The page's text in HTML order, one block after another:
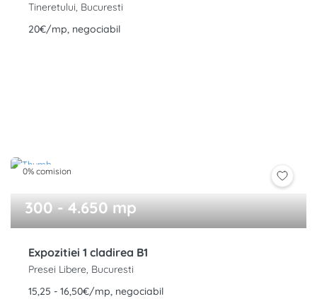
Tineretului, Bucuresti
20€/mp, negociabil
0% comision
300 - 4.650 mp
Expozitiei 1 cladirea B1
Presei Libere, Bucuresti
15,25 - 16,50€/mp, negociabil